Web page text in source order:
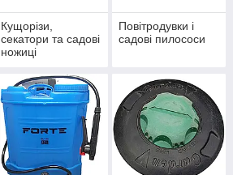
Кущорізи,
секатори та садові
ножиці
Повітродувки і
садові пилососи